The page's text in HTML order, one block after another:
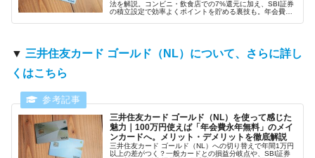
法を解説。コンビニ・飲食店での7%還元に加え、SBI証券
の積立設定で効率よくポイントを貯める裏技も。年会費無
▼ 三井住友カード ゴールド（NL）について、さらに詳し
くはこちら
三井住友カード ゴールド（NL）を使って感じた
魅力｜100万円使えば「年会費永年無料」のメイ
ンカードへ。メリット・デメリットを徹底解説
三井住友カード ゴールド（NL）への切り替えで年間1万円
以上の差がつく？一般カードとの損益分岐点や、SBI証券